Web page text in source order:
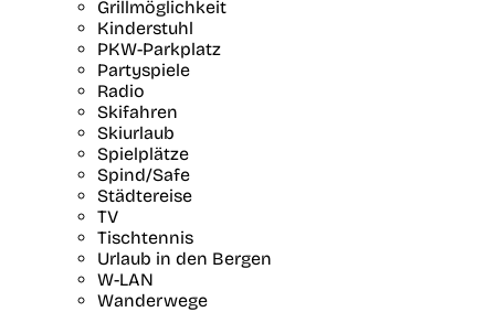
Grillmöglichkeit
Kinderstuhl
PKW-Parkplatz
Partyspiele
Radio
Skifahren
Skiurlaub
Spielplätze
Spind/Safe
Städtereise
TV
Tischtennis
Urlaub in den Bergen
W-LAN
Wanderwege